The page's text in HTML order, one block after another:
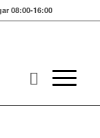
08:00-16:00